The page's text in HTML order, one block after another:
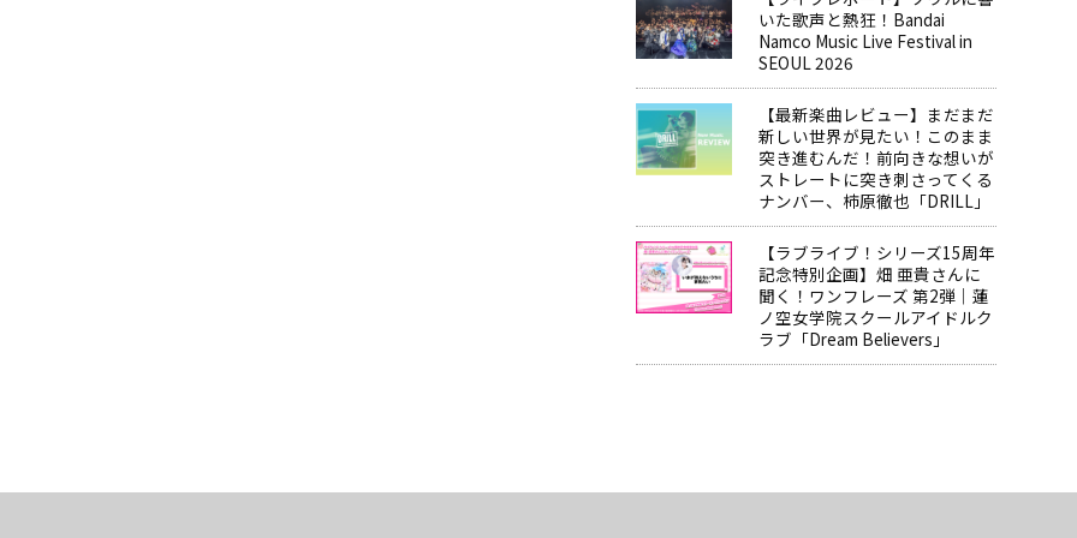
いた歌声と熱狂！Bandai
Namco Music Live Festival in
SEOUL 2026
【最新楽曲レビュー】まだまだ
新しい世界が見たい！このまま
突き進むんだ！前向きな想いが
ストレートに突き刺さってくる
ナンバー、柿原徹也「DRILL」
【ラブライブ！シリーズ15周年
記念特別企画】畑 亜貴さんに
聞く！ワンフレーズ 第2弾｜蓮
ノ空女学院スクールアイドルク
ラブ「Dream Believers」